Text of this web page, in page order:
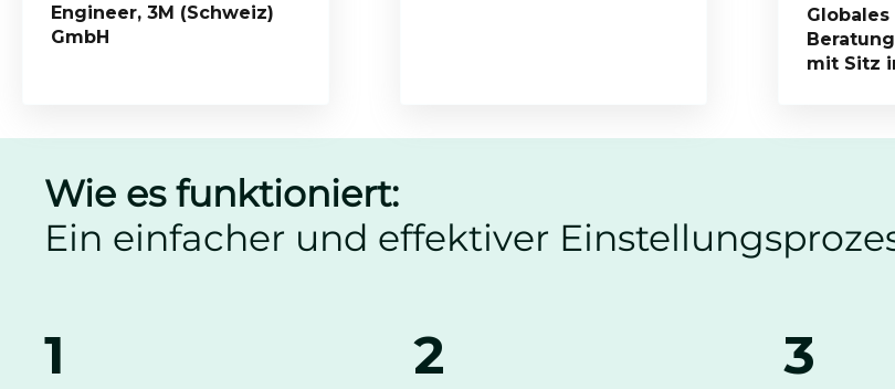
Engineer, 3M (Schweiz)
GmbH
Globales
mit Sitz
Wie es funktioniert:
Ein einfacher und effektiver
1 2 3